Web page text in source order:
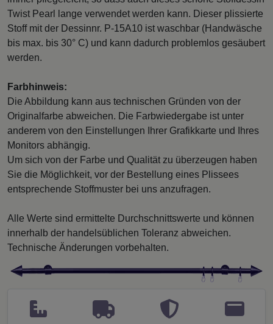
Twist Pearl lange verwendet werden kann. Dieser plissierte
Stoff mit der Dessinnr. P-15A10 ist waschbar (Handwäsche
bis max. bis 30° C) und kann dadurch problemlos gesäubert
werden.
Farbhinweis:
Die Abbildung kann aus technischen Gründen von der
Originalfarbe abweichen. Die Farbwiedergabe ist unter
anderem von den Einstellungen Ihrer Grafikkarte und Ihres
Monitors abhängig.
Um sich von der Farbe und Qualität zu überzeugen haben
Sie die Möglichkeit, vor der Bestellung eines Plissees
entsprechende Stoffmuster bei uns anzufragen.
Alle Werte sind ermittelte Durchschnittswerte und können
innerhalb der handelsüblichen Toleranz abweichen.
Technische Änderungen vorbehalten.